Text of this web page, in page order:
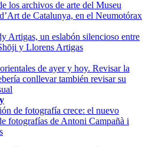
los archivos de arte del Museu
de Catalunya, en el Neumotórax
Artigas, un eslabón silencioso entre
y Llorens Artigas
de ayer y hoy. Revisar la
conllevar también revisar su
de fotografía crece: el nuevo
fotografías de Antoni Campañà i